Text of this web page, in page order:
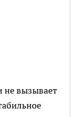
не вызывает